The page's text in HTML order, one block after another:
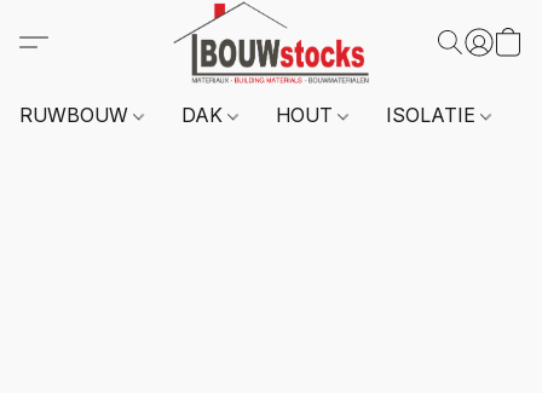
RUWBOUW DAK HOUT ISOLATIE